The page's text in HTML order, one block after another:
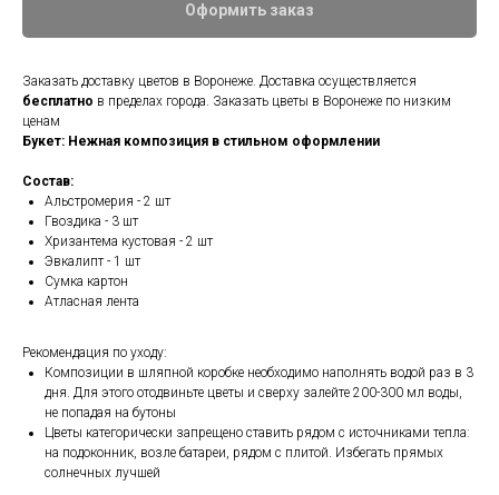
Оформить заказ
Заказать доставку цветов в Воронеже. Доставка осуществляется
бесплатно в пределах города. Заказать цветы в Воронеже по низким
ценам
Букет: Нежная композиция в стильном оформлении
Состав:
Альстромерия - 2 шт
Гвоздика - 3 шт
Хризантема кустовая - 2 шт
Эвкалипт - 1 шт
Сумка картон
Атласная лента
Рекомендация по уходу:
Композиции в шляпной коробке необходимо наполнять водой раз в 3
дня. Для этого отодвиньте цветы и сверху залейте 200-300 мл воды,
не попадая на бутоны
Цветы категорически запрещено ставить рядом с источниками тепла:
на подоконник, возле батареи, рядом с плитой. Избегать прямых
солнечных лучшей